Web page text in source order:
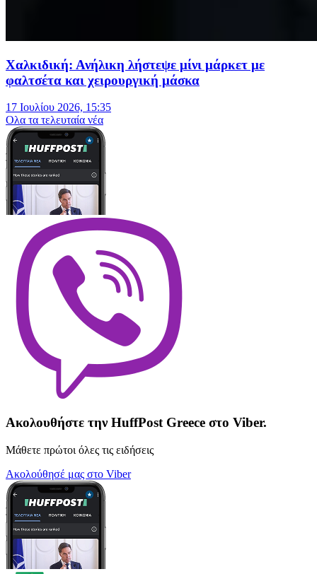
Χαλκιδική: Ανήλικη λήστεψε μίνι μάρκετ με
φαλτσέτα και χειρουργική μάσκα
17 Ιουλίου 2026, 15:35
Oλα τα τελευταία νέα
Ακολουθήστε την HuffPost Greece στο Viber.
Μάθετε πρώτοι όλες τις ειδήσεις
Ακολούθησέ μας στο Viber